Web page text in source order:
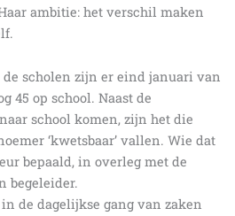
ambitie: het verschil maken
scholen zijn er eind januari van
45 op school. Naast de
school komen, zijn het die
‘kwetsbaar’ vallen. Wie dat
bepaald, in overleg met de
begeleider.
de dagelijkse gang van zaken